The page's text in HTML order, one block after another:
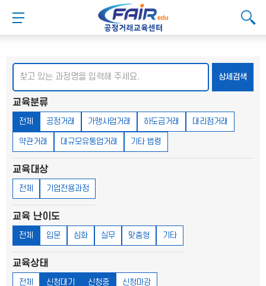
로
로
메뉴 버튼
검색
상세검색
교육분류
전체 공정거래 가맹사업거래 하도급거래 대리점거래
약관거래 대규모유통업거래 기타 법령
교육대상
전체 기업전용과정
교육 난이도
전체 입문 심화 실무 맞춤형 기타
교육상태
전체 신청대기 신청중 신청마감